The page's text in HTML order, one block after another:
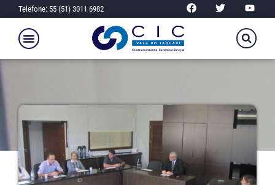
Telefone: 55 (51) 3011 6982